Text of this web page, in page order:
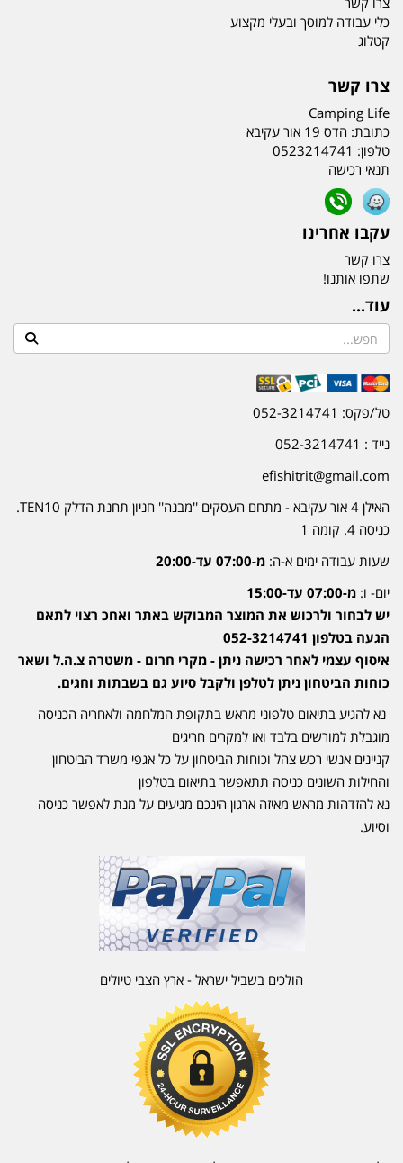
כלי עבודה למוסך ובעלי מקצוע
קטלוג
צרו קשר
Camping Life
כתובת: הדס 19 אור עקיבא
טלפון: 0523214741
תנאי רכישה
עקבו אחרינו
צרו קשר
שתפו אותנו!
עוד...
טל/פקס: 052-3214741
נייד : 052-3214741
efishitrit@gmail.com
האילן 4 אור עקיבא - מתחם העסקים ''מבנה'' חניון תחנת הדלק TEN10.
כניסה 4. קומה 1
שעות עבודה ימים א-ה: מ-07:00 עד-20:00
יום- ו: מ-07:00 עד-15:00
יש לבחור ולרכוש את המוצר המבוקש באתר ואחכ רצוי לתאם
הגעה בטלפון 052-3214741
איסוף עצמי לאחר רכישה ניתן - מקרי חרום - משטרה צ.ה.ל ושאר
כוחות הביטחון ניתן לטלפן ולקבל סיוע גם בשבתות וחגים.
נא להגיע בתיאום טלפוני מראש בתקופת המלחמה ולאחריה הכניסה
מוגבלת למורשים בלבד ואו למקרים חריגים
קניינים אנשי רכש צהל וכוחות הביטחון על כל אגפי משרד הביטחון
והחילות השונים כניסה תתאפשר בתיאום בטלפון
נא להזדהות מראש מאיזה ארגון הינכם מגיעים על מנת לאפשר כניסה
וסיוע.
הולכים בשביל ישראל - ארץ הצבי טיולים